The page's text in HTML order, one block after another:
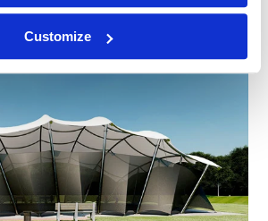
Customize